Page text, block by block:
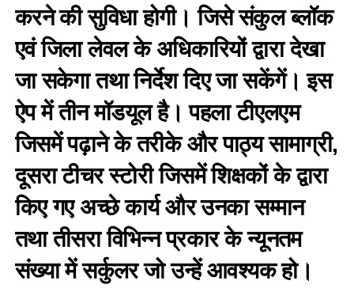
करने की सुविधा होगी। जिसे संकुल ब्लॉक
एवं जिला लेवल के अधिकारियों द्वारा देखा
जा सकेगा तथा निर्देश दिए जा सकेंगें। इस
ऐप में तीन मॉडयूल है। पहला टीएलएम
जिसमें पढ़ाने के तरीके और पाठ्य सामाग्री,
दूसरा टीचर स्टोरी जिसमें शिक्षकों के द्वारा
किए गए अच्छे कार्य और उनका सम्मान
तथा तीसरा विभिन्न प्रकार के न्यूनतम
संख्या में सर्कुलर जो उन्हें आवश्यक हो।